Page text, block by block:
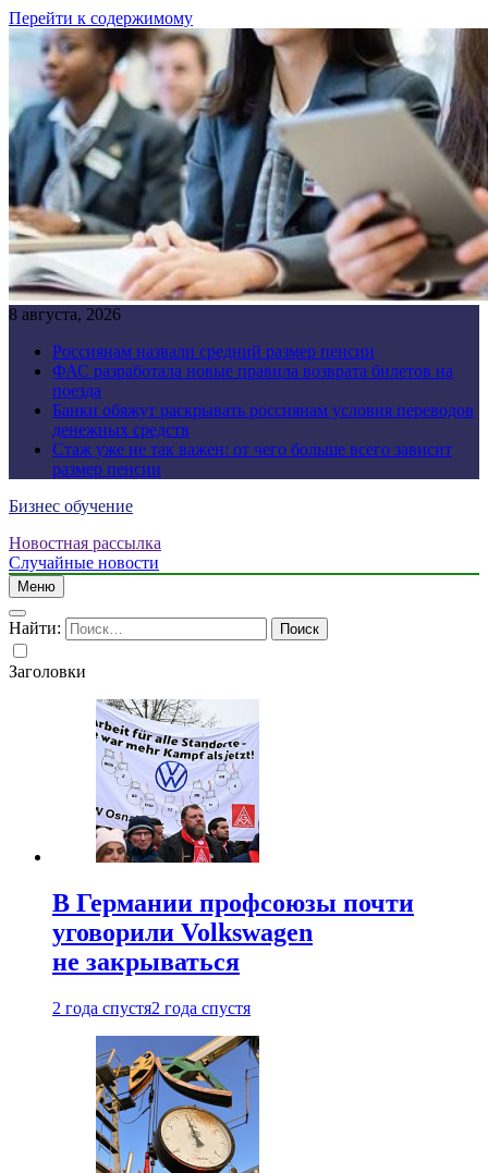
Перейти к содержимому
8 августа, 2026
Россиянам назвали средний размер пенсии
ФАС разработала новые правила возврата билетов на
поезда
Банки обяжут раскрывать россиянам условия переводов
денежных средств
Стаж уже не так важен: от чего больше всего зависит
размер пенсии
Бизнес обучение
Новостная рассылка
Случайные новости
Меню
Найти:
Заголовки
В Германии профсоюзы почти
уговорили Volkswagen
не закрываться
2 года спустя2 года спустя